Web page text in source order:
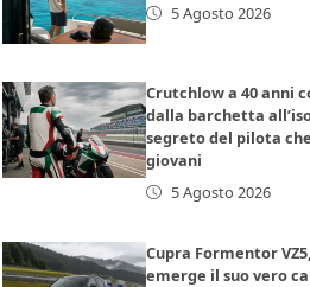
5 Agosto 2026
Crutchlow a 40 anni
dalla barchetta
segreto del pilota
giovani
5 Agosto 2026
Cupra Formentor
emerge il suo vero